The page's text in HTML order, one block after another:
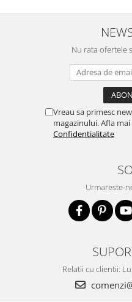
Nu rata ofertele
Vreau sa primesc
magazinului. Afla
Confidentialitate
Urmareste-
Relatii cu clientii: